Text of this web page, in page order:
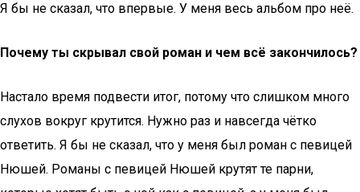
Я бы не сказал, что впервые. У меня весь альбом про неё.
Почему ты скрывал свой роман и чем всё закончилось?
Настало время подвести итог, потому что слишком много
слухов вокруг крутится. Нужно раз и навсегда чётко
ответить. Я бы не сказал, что у меня был роман с певицей
Нюшей. Романы с певицей Нюшей крутят те парни,